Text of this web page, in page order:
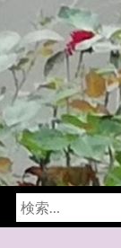
検
索: